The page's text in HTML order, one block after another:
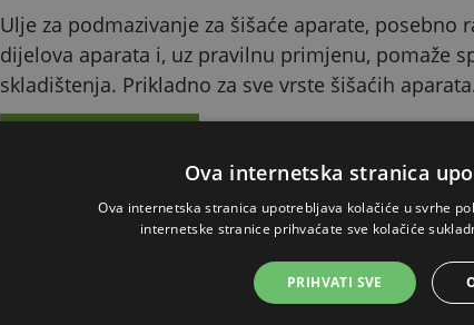
Ulje za podmazivanje za šišaće aparate,
dijelova aparata i, uz pravilnu primjenu, pomaže
skladištenja. Prikladno za sve vrste šišaćih
Pouzdano podmazivanje
Ova internetska stranica
Ova internetska stranica upotrebljava kolačiće u svrhe
internetske stranice prihvaćate sve kolačiće
PRIHVATI SVE